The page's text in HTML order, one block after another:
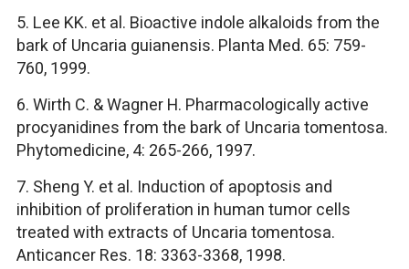
5. Lee KK. et al. Bioactive indole alkaloids from the
bark of Uncaria guianensis. Planta Med. 65: 759-
760, 1999.
6. Wirth C. & Wagner H. Pharmacologically active
procyanidines from the bark of Uncaria tomentosa.
Phytomedicine, 4: 265-266, 1997.
7. Sheng Y. et al. Induction of apoptosis and
inhibition of proliferation in human tumor cells
treated with extracts of Uncaria tomentosa.
Anticancer Res. 18: 3363-3368, 1998.